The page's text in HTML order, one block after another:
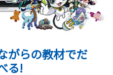
がらの教材でだ
る!